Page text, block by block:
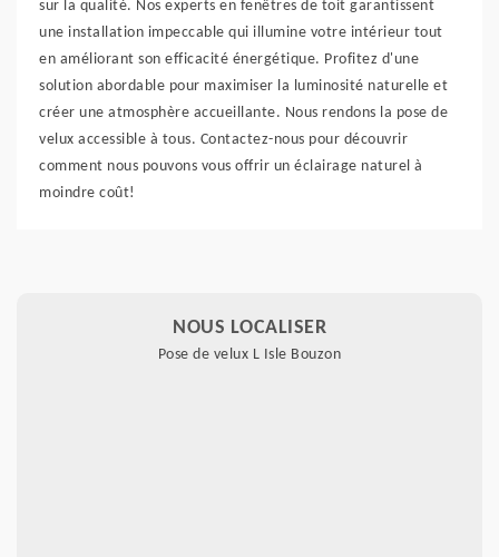
sur la qualité. Nos experts en fenêtres de toit garantissent
une installation impeccable qui illumine votre intérieur tout
en améliorant son efficacité énergétique. Profitez d'une
solution abordable pour maximiser la luminosité naturelle et
créer une atmosphère accueillante. Nous rendons la pose de
velux accessible à tous. Contactez-nous pour découvrir
comment nous pouvons vous offrir un éclairage naturel à
moindre coût!
NOUS LOCALISER
Pose de velux L Isle Bouzon